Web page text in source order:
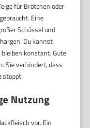
für Brötchen oder
Eine
Schüssel und
Du kannst
konstant. Gute
Sie verhindert, dass
stoppt.
Nutzung
vor. Ein